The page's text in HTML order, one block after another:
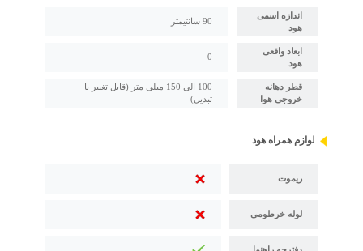
اندازه اسمی
هود
90 سانتیمتر
ابعاد واقعی
هود
0
قطر دهانه
خروجی هوا
100 الی 150 میلی متر (قابل تغییر با
تبدیل)
لوازم همراه هود
ریموت
لوله خرطومی